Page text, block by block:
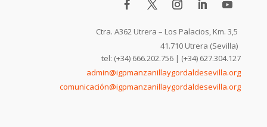
Ctra. A362 Utrera – Los Palacios, Km. 3,5
41.710 Utrera (Sevilla)
tel: (+34) 666.202.756 | (+34) 627.304.127
admin@igpmanzanillaygordaldesevilla.org
comunicación@igpmanzanillaygordaldesevilla.org